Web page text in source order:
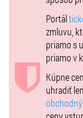
aby zodpovedala
„Naša skupina
bojovníckym
nezlomený,“
Fighting The World
vzdorovalo
oblohou,
s našimi
nikdy nezabudne.“
Portál
zmluvu,
priamo s
priamo v
Kúpne
uhradiť